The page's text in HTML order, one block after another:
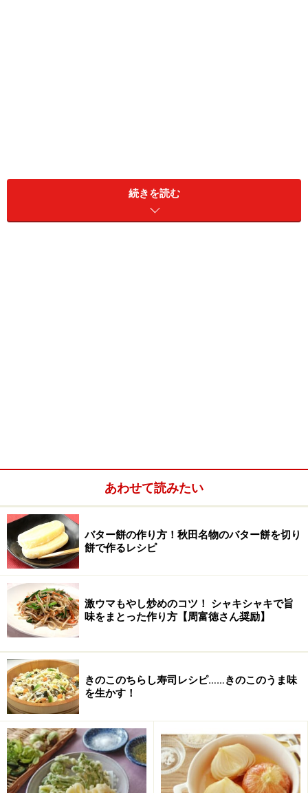
そんな、取り分け難さを解消するために思いついたの
が、小分けにして並べて焼くことです。これなら楽々と
好き分だけ綺麗に取り分けることができます。
塩 小さじ1
卵 1個
たまねぎ
ニンニク
こしょう
粉チーズ 大さじ1
パセリ 少々
■パスタ
スパゲッティ 300g
オリーブオイル 大さじ1~2
続きを読む
あわせて読みたい
バター餅の作り方！秋田名物のバター餅を切り
餅で作るレシピ
激ウマもやし炒めのコツ！ シャキシャキで旨
味をまとった作り方【周富徳さん奨励】
きのこのちらし寿司レシピ……きのこのうま味
を生かす！